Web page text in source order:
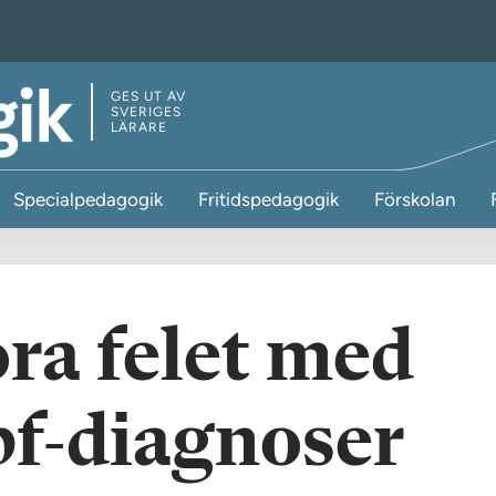
GES UT AV
SVERIGES
LÄRARE
Specialpedagogik Fritidspedagogik Förskolan
felet med
diagnoser